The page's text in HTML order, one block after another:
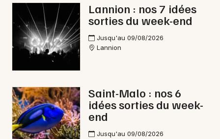
Concerts
Sports
Soirées
Expos
Sorties & loisirs
Nice
Paris
Strasbourg
Toulouse
Toutes les villes
Lannion : nos 7 idées
sorties du week-end
Jusqu'au 09/08/2026
Lannion
Saint-Malo : nos 6
idées sorties du week-
end
Jusqu'au 09/08/2026